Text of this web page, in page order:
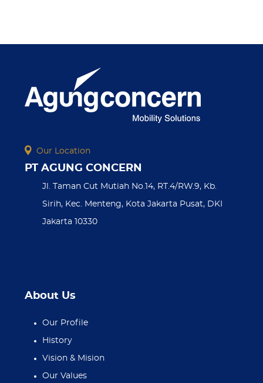
Our Location
PT AGUNG CONCERN
Jl. Taman Cut Mutiah No.14, RT.4/RW.9, Kb.
Sirih, Kec. Menteng, Kota Jakarta Pusat, DKI
Jakarta 10330
About Us
Our Profile
History
Vision & Mision
Our Values